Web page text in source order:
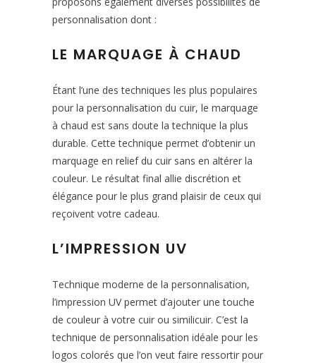
personnalisation dont :
LE MARQUAGE À CHAUD
Étant l’une des techniques les plus populaires
pour la personnalisation du cuir, le marquage
à chaud est sans doute la technique la plus
durable. Cette technique permet d’obtenir un
marquage en relief du cuir sans en altérer la
couleur. Le résultat final allie discrétion et
élégance pour le plus grand plaisir de ceux qui
reçoivent votre cadeau.
L’IMPRESSION UV
Technique moderne de la personnalisation,
l’impression UV permet d’ajouter une touche
de couleur à votre cuir ou similicuir. C’est la
technique de personnalisation idéale pour les
logos colorés que l’on veut faire ressortir pour